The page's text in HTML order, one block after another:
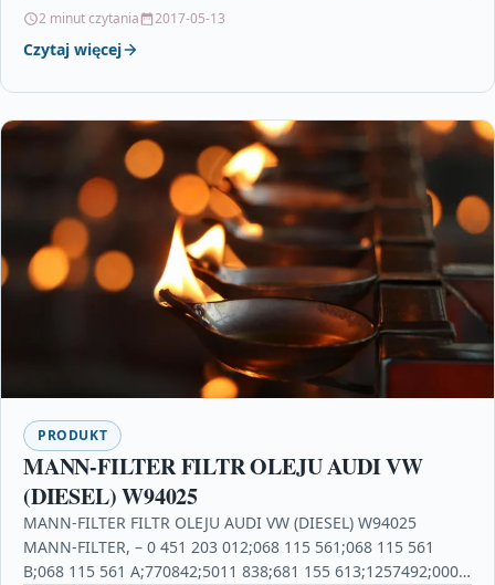
2 minut czytania 2017-05-13
Czytaj więcej
PRODUKT
MANN-FILTER FILTR OLEJU AUDI VW
(DIESEL) W94025
MANN-FILTER FILTR OLEJU AUDI VW (DIESEL) W94025
MANN-FILTER, – 0 451 203 012;068 115 561;068 115 561
B;068 115 561 A;770842;5011 838;681 155 613;1257492;000…